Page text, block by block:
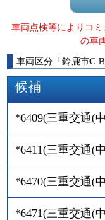
車両点検等によりコ
の車
車両区分 「 鈴鹿市C-
候補
*6409(三重交通(
*6411(三重交通(
*6470(三重交通(
*6471(三重交通(